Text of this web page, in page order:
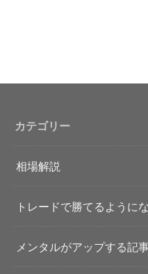
カテゴリー
相場解説
トレードで勝てるように
メンタルがアップする記